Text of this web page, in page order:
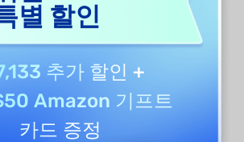
별 할인
추가 할인 +
Amazon 기프트
카드 증정